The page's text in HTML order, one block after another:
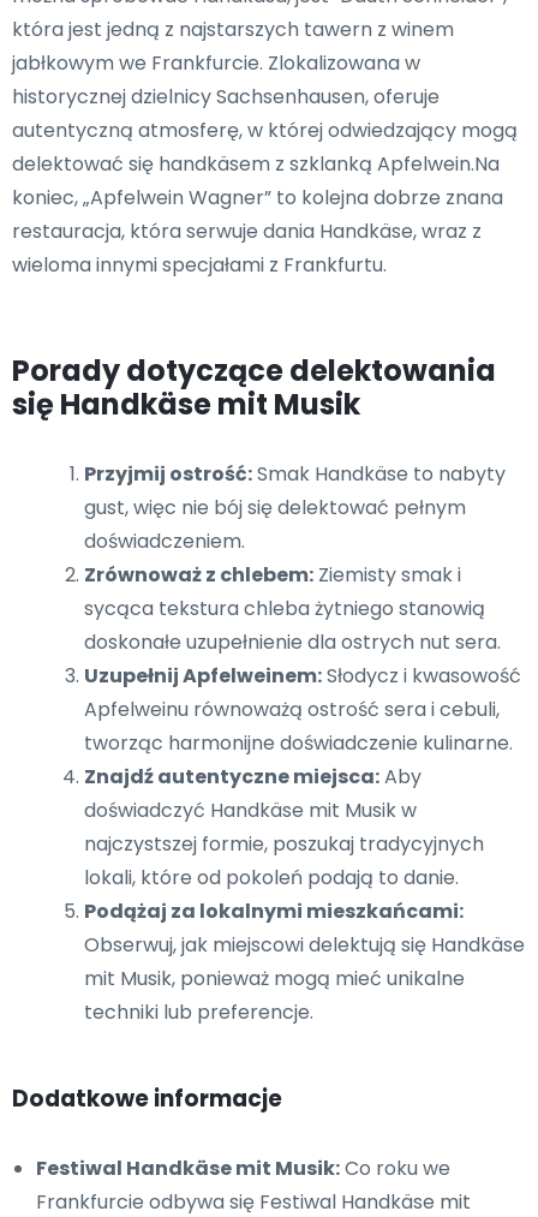
która jest jedną z najstarszych tawern z winem
jabłkowym we Frankfurcie. Zlokalizowana w
historycznej dzielnicy Sachsenhausen, oferuje
autentyczną atmosferę, w której odwiedzający mogą
delektować się handkäsem z szklanką Apfelwein.Na
koniec, „Apfelwein Wagner” to kolejna dobrze znana
restauracja, która serwuje dania Handkäse, wraz z
wieloma innymi specjałami z Frankfurtu.
Porady dotyczące delektowania
się Handkäse mit Musik
Przyjmij ostrość:Smak Handkäse to nabyty
gust, więc nie bój się delektować pełnym
doświadczeniem.
Zrównoważ z chlebem: Ziemisty smak i
sycąca tekstura chleba żytniego stanowią
doskonałe uzupełnienie dla ostrych nut sera.
Uzupełnij Apfelweinem:Słodycz i kwasowość
Apfelweinu równoważą ostrość sera i cebuli,
tworząc harmonijne doświadczenie kulinarne.
Znajdź autentyczne miejsca:Aby
doświadczyć Handkäse mit Musik w
najczystszej formie, poszukaj tradycyjnych
lokali, które od pokoleń podają to danie.
Podążaj za lokalnymi mieszkańcami:
Obserwuj, jak miejscowi delektują się Handkäse
mit Musik, ponieważ mogą mieć unikalne
techniki lub preferencje.
Dodatkowe informacje
Festiwal Handkäse mit Musik:Co roku we
Frankfurcie odbywa się Festiwal Handkäse mit